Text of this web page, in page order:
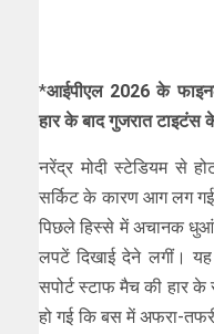
*आईपीएल 2026 के
हार के बाद गुजरात टाइटंस
नरेंद्र मोदी स्टेडियम से
सर्किट के कारण आग लग
पिछले हिस्से में अचानक
लपटें दिखाई देने लगीं।
सपोर्ट स्टाफ मैच की हार
हो गई कि बस में अफरा-